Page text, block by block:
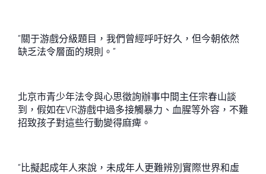
“關于游戲分級題目，我們曾經呼吁好久，但今朝依然
缺乏法令層面的規則。”
北京市青少年法令與心思徵詢辦事中間主任宗春山談
到，假如在VR游戲中過多接觸暴力、血腥等外容，不難
招致孩子對這些行動變得麻痺。
“比擬起成年人來說，未成年人更難辨別實際世界和虛